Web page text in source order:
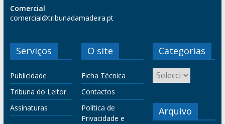
Comercial
comercial@tribunadamadeira.pt
Serviços
Publicidade
Tribuna do Leitor
Assinaturas
O site
Ficha Técnica
Contactos
Política de
Privacidade e
Categorias
Arquivo